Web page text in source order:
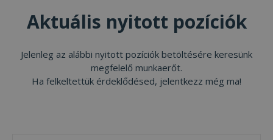
Aktuális nyitott pozíciók
Jelenleg az alábbi nyitott pozíciók betöltésére keresünk
megfelelő munkaerőt.
Ha felkeltettük érdeklődésed, jelentkezz még ma!